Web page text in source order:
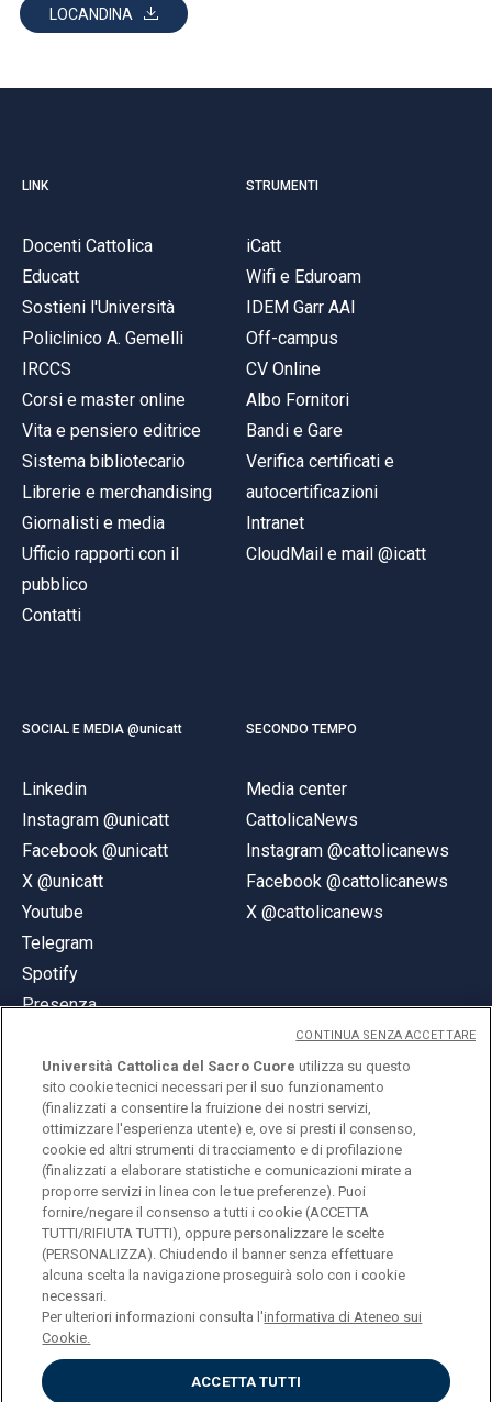
LOCANDINA
LINK
Docenti Cattolica
Educatt
Sostieni l'Università
Policlinico A. Gemelli
IRCCS
Corsi e master online
Vita e pensiero editrice
Sistema bibliotecario
Librerie e merchandising
Giornalisti e media
Ufficio rapporti con il
pubblico
Contatti
STRUMENTI
iCatt
Wifi e Eduroam
IDEM Garr AAI
Off-campus
CV Online
Albo Fornitori
Bandi e Gare
Verifica certificati e
autocertificazioni
Intranet
CloudMail e mail @icatt
SOCIAL E MEDIA @unicatt
Linkedin
Instagram @unicatt
Facebook @unicatt
X @unicatt
Youtube
Telegram
Spotify
Presenza
SECONDO TEMPO
Media center
CattolicaNews
Instagram @cattolicanews
Facebook @cattolicanews
X @cattolicanews
© Università Cattolica del Sacro Cuore
Largo A. Gemelli 1, 20123 Milano
PI 02133120150
ENGLISH
Privacy
Università Cattolica del Sacro Cuore utilizza su questo
sito cookie tecnici necessari per il suo funzionamento
(finalizzati a consentire la fruizione dei nostri servizi,
ottimizzare l'esperienza utente) e, ove si presti il consenso,
cookie ed altri strumenti di tracciamento e di profilazione
(finalizzati a elaborare statistiche e comunicazioni mirate a
proporre servizi in linea con le tue preferenze). Puoi
fornire/negare il consenso a tutti i cookie (ACCETTA
TUTTI/RIFIUTA TUTTI), oppure personalizzare le scelte
(PERSONALIZZA). Chiudendo il banner senza effettuare
alcuna scelta la navigazione proseguirà solo con i cookie
necessari.
Per ulteriori informazioni consulta l'informativa di Ateneo sui
Cookie.
ACCETTA TUTTI
CONTINUA SENZA ACCETTARE